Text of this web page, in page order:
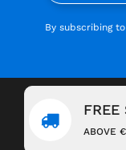
By subscribing
FREE
ABOVE